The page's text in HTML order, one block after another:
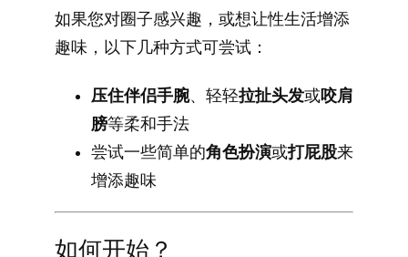
如果您对圈子感兴趣，或想让性生活增添
趣味，以下几种方式可尝试：
压住伴侣手腕、轻轻拉扯头发或咬肩
膀等柔和手法
尝试一些简单的角色扮演或打屁股来
增添趣味
如何开始？